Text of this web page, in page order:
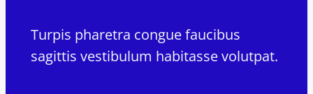
Turpis pharetra congue faucibus
sagittis vestibulum habitasse volutpat.